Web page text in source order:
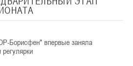
Борисфен" впервые заняла
регулярки